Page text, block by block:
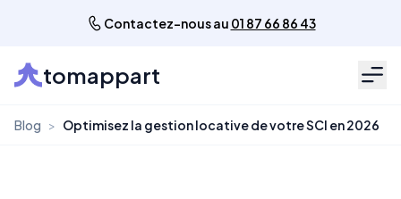
Contactez-nous au 01 87 66 86 43
tomappart
Blog > Optimisez la gestion locative de votre SCI en 2026